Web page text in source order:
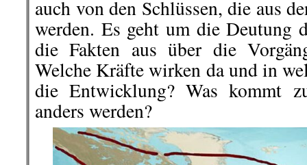
auch von den Schlüssen, die aus
werden. Es geht um die Deutung
die Fakten aus über die
Welche Kräfte wirken da und in
die Entwicklung? Was kommt
anders werden?